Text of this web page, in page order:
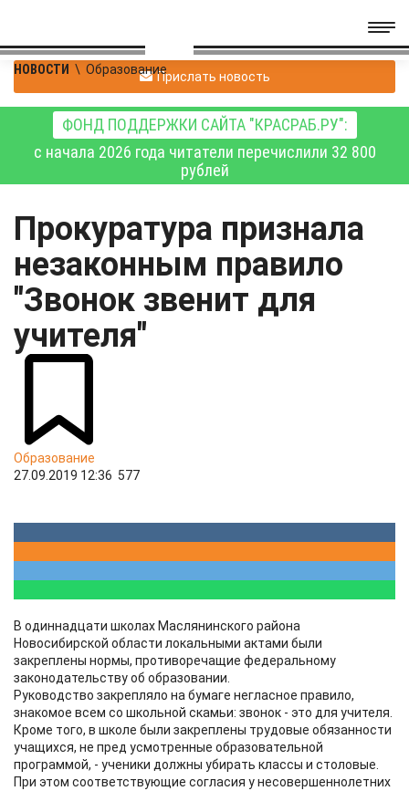
НОВОСТИ \ ОбразованиеПрислать новость
ФОНД ПОДДЕРЖКИ САЙТА "КРАСРАБ.РУ":
с начала 2026 года читатели перечислили 32 800
рублей
Прокуратура признала
незаконным правило
"Звонок звенит для
учителя"
Образование
27.09.2019 12:36 577
В одиннадцати школах Маслянинского района
Новосибирской области локальными актами были
закреплены нормы, противоречащие федеральному
законодательству об образовании.
Руководство закрепляло на бумаге негласное правило,
знакомое всем со школьной скамьи: звонок - это для учителя.
Кроме того, в школе были закреплены трудовые обязанности
учащихся, не пред усмотренные образовательной
программой, - ученики должны убирать классы и столовые.
При этом соответствующие согласия у несовершеннолетних